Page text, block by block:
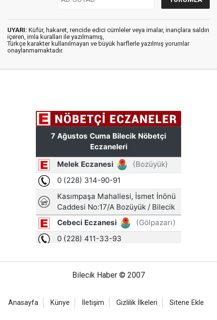
UYARI: Küfür, hakaret, rencide edici cümleler veya imalar, inançlara saldırı
içeren, imla kuralları ile yazılmamış,
Türkçe karakter kullanılmayan ve büyük harflerle yazılmış yorumlar
onaylanmamaktadır.
Bilecik Haber © 2007
Anasayfa Künye İletişim Gizlilik İlkeleri Sitene Ekle